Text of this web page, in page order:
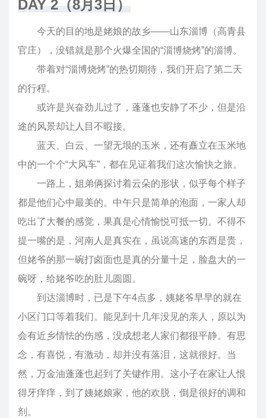
DAY 2（8月3日）
今天的目的地是姥娘的故乡——山东淄博（高青县
官庄），没错就是那个火爆全国的“淄博烧烤”的淄博。
带着对“淄博烧烤”的热切期待，我们开启了第二天
的行程。
或许是兴奋劲儿过了，蓬蓬也安静了不少，但是沿
途的风景却让人目不暇接。
蓝天、白云、一望无垠的玉米，还有矗立在玉米地
中的一个个“大风车”，都在见证着我们这次愉快之旅。
一路上，姐弟俩探讨着云朵的形状，似乎每个样子
都是他们心中最美的。中午只是简单的泡面，一家人却
吃出了大餐的感觉，果真是心情愉悦可抵一切。不得不
提一嘴的是，河南人是真实在，虽说高速的东西是贵，
但姥爷的那一碗打卤面也是真的分量十足，脸盘大的一
碗呀，给姥爷吃的肚儿圆圆。
到达淄博时，已是下午4点多，姨姥爷早早的就在
小区门口等着我们。能见到十几年没见的亲人，原以为
会有近乡情怯的伤感，没成想老人家们都很平静。有思
念，有喜悦，有激动，却并没有落泪，这就很好。当
然，万金油蓬蓬也起到了关键作用。这小子在家让人恨
得牙痒痒，到了姨姥娘家，他的欢脱，倒是很好的调和
剂。